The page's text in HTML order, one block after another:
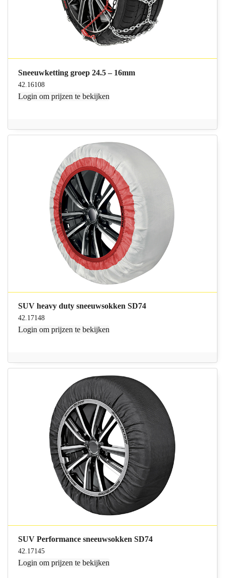
Sneeuwketting groep 24.5 – 16mm
42.16108
Login om prijzen te bekijken
SUV heavy duty sneeuwsokken SD74
42.17148
Login om prijzen te bekijken
SUV Performance sneeuwsokken SD74
42.17145
Login om prijzen te bekijken